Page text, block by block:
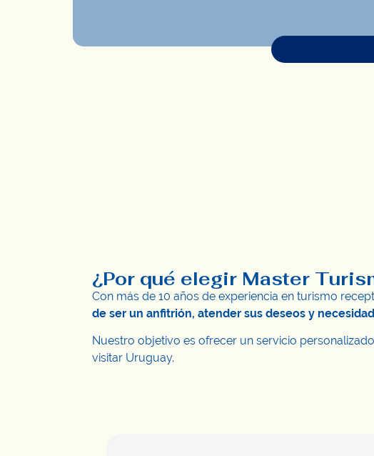
¿Por qué elegir Master
Con más de 10 años de experiencia en turismo
de ser un anfitrión, atender sus deseos y
Nuestro objetivo es ofrecer un servicio
visitar Uruguay.